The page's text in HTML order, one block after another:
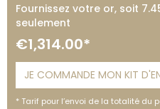
Fournissez votre or, soit
seulement
€1,314.00*
Tarif pour l’envoi de la totalité du
JE COMMANDE MON KIT